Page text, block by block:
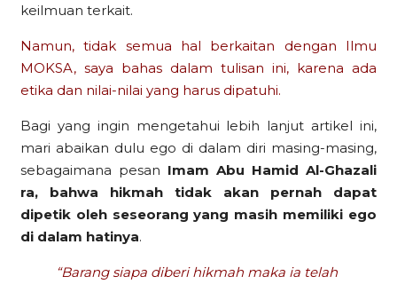
keilmuan terkait.
Namun, tidak semua hal berkaitan dengan Ilmu
MOKSA, saya bahas dalam tulisan ini, karena ada
etika dan nilai-nilai yang harus dipatuhi.
Bagi yang ingin mengetahui lebih lanjut artikel ini,
mari abaikan dulu ego di dalam diri masing-masing,
sebagaimana pesan Imam Abu Hamid Al-Ghazali
ra, bahwa hikmah tidak akan pernah dapat
dipetik oleh seseorang yang masih memiliki ego
di dalam hatinya.
“Barang siapa diberi hikmah maka ia telah